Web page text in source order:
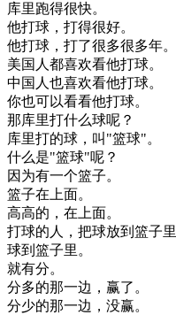
库里跑得很快。
他打球 ， 打得很好。
他打球 ， 打了很多很多年。
美国 人都喜欢看他打球。
中国人也喜欢看他打球。
你也可以看看他打球。
那库里打什么球呢 ？
库里打的球 ， 叫 "篮球"。
什么是"篮球"呢 ？
因为有一个篮子。
篮子在上面。
高高的 ， 在上面。
打球的人 ， 把球放到 篮子里
球到 篮子里。
就有分。
分多的那一边 ， 赢了。
分少的那一边 ， 没赢。